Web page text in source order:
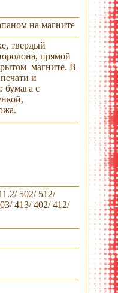
на магните
твердый
прямой
магните. В
и
бумага с
502/ 512/
413/ 402/ 412/